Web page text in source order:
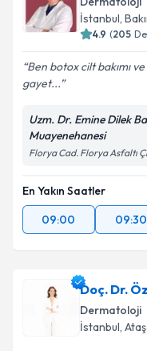
İstanbul,
4.9 (205
Ben botox cilt bakımı
gayet...
Uzm. Dr. Emine Dilek
Muayenehanesi
Florya Cad. Florya Asfaltı
En Yakın Saatler
09:00
09:30
Doç. Dr.
Dermatoloji
İstanbul,